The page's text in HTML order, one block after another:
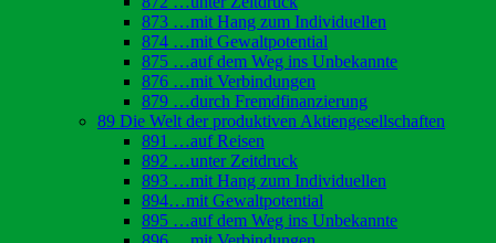
873 …mit Hang zum Individuellen
874 …mit Gewaltpotential
875 …auf dem Weg ins Unbekannte
876 …mit Verbindungen
879 …durch Fremdfinanzierung
89 Die Welt der produktiven Aktiengesellschaften
891 …auf Reisen
892 …unter Zeitdruck
893 …mit Hang zum Individuellen
894…mit Gewaltpotential
895 …auf dem Weg ins Unbekannte